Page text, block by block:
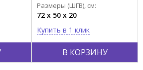
В КОРЗИНУ
Размеры (ШГВ), см:
72 x 50 x 20
Купить в 1 клик